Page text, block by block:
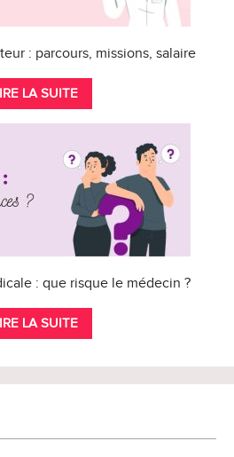
: parcours, missions, salaire
LA SUITE
: que risque le médecin ?
LA SUITE